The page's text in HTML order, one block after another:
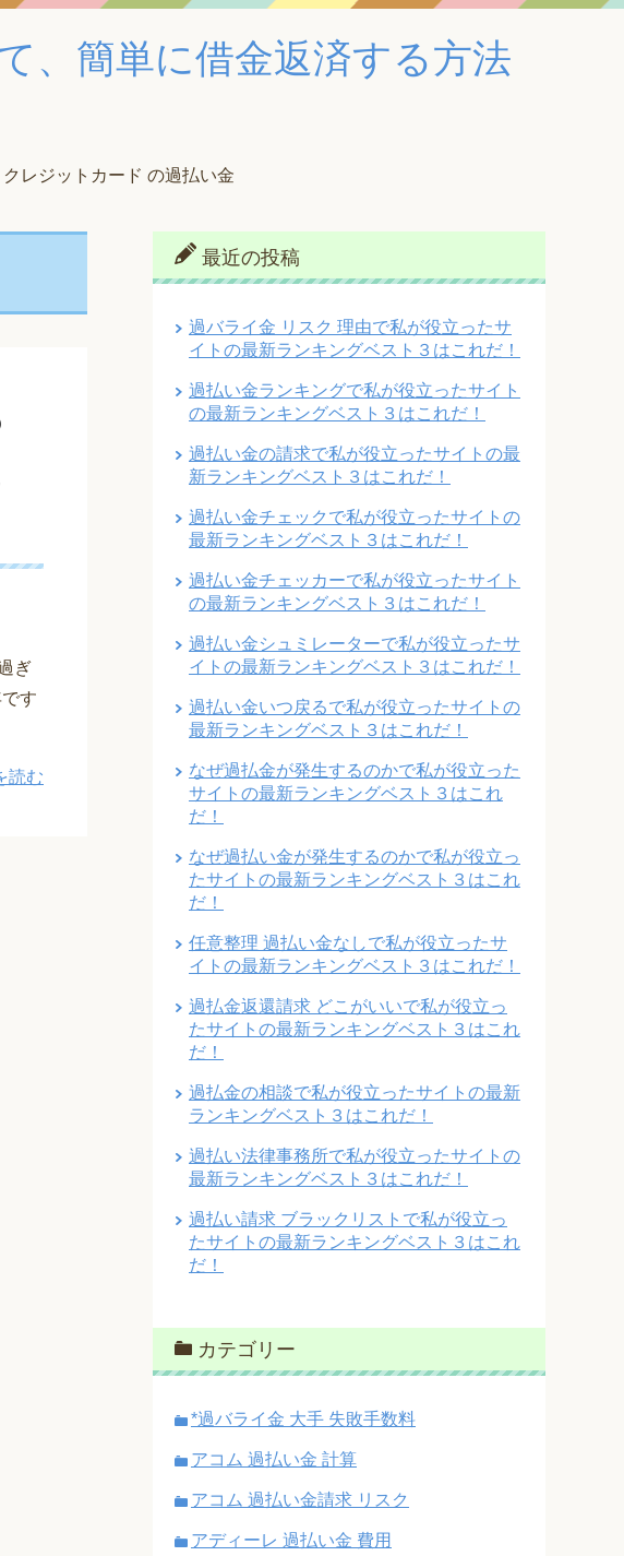
、簡単に借金返済する方法
クレジットカード の過払い金
ぎ
す
読む
最近の投稿
過バライ金 リスク 理由で私が役立ったサ
イトの最新ランキングベスト３はこれだ！
過払い金ランキングで私が役立ったサイト
の最新ランキングベスト３はこれだ！
過払い金の請求で私が役立ったサイトの最
新ランキングベスト３はこれだ！
過払い金チェックで私が役立ったサイトの
最新ランキングベスト３はこれだ！
過払い金チェッカーで私が役立ったサイト
の最新ランキングベスト３はこれだ！
過払い金シュミレーターで私が役立ったサ
イトの最新ランキングベスト３はこれだ！
過払い金いつ戻るで私が役立ったサイトの
最新ランキングベスト３はこれだ！
なぜ過払金が発生するのかで私が役立った
サイトの最新ランキングベスト３はこれ
だ！
なぜ過払い金が発生するのかで私が役立っ
たサイトの最新ランキングベスト３はこれ
だ！
任意整理 過払い金なしで私が役立ったサ
イトの最新ランキングベスト３はこれだ！
過払金返還請求 どこがいいで私が役立っ
たサイトの最新ランキングベスト３はこれ
だ！
過払金の相談で私が役立ったサイトの最新
ランキングベスト３はこれだ！
過払い法律事務所で私が役立ったサイトの
最新ランキングベスト３はこれだ！
過払い請求 ブラックリストで私が役立っ
たサイトの最新ランキングベスト３はこれ
だ！
カテゴリー
*過バライ金 大手 失敗手数料
アコム 過払い金 計算
アコム 過払い金請求 リスク
アディーレ 過払い金 費用